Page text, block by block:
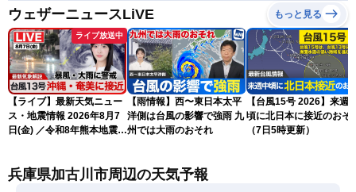
ウェザーニュースLiVE もっと見る
ライブ放送中
【ライブ】最新天気ニュー
ス・地震情報 2026年8月7
日(金) ／令和8年熊本地震情
央・江川清音／有賀哲夫〉
【雨情報】西〜東日本太平
洋側は台風の影響で強雨 九
州では大雨のおそれ
【台風15号 2026】来週
頃に北日本に接近のおそ
（7日5時更新）
兵庫県加古川市周辺の天気予報